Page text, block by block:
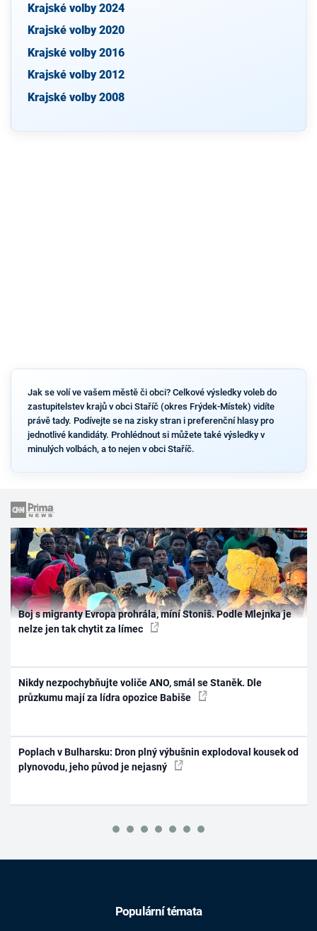
Krajské volby 2024
Krajské volby 2020
Krajské volby 2016
Krajské volby 2012
Krajské volby 2008
Jak se volí ve vašem městě či obci? Celkové výsledky voleb do
zastupitelstev krajů v obci Staříč (okres Frýdek-Místek) vidíte
právě tady. Podívejte se na zisky stran i preferenční hlasy pro
jednotlivé kandidáty. Prohlédnout si můžete také výsledky v
minulých volbách, a to nejen v obci Staříč.
Boj s migranty Evropa prohrála, míní Stoniš. Podle Mlejnka je
nelze jen tak chytit za límec
Nikdy nezpochybňujte voliče ANO, smál se Staněk. Dle
průzkumu mají za lídra opozice Babiše
Poplach v Bulharsku: Dron plný výbušnin explodoval kousek od
plynovodu, jeho původ je nejasný
Populární témata